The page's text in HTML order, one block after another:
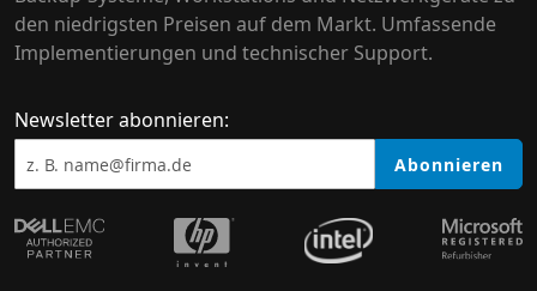
den niedrigsten Preisen auf dem Markt. Umfassende
Implementierungen und technischer Support.
Newsletter abonnieren:
Abonnieren